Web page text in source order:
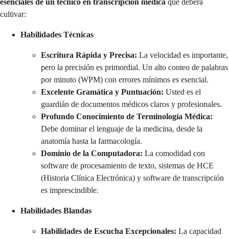
esenciales de un técnico en transcripción médica que deberá
cultivar:
Habilidades Técnicas
Escritura Rápida y Precisa: La velocidad es importante,
pero la precisión es primordial. Un alto conteo de palabras
por minuto (WPM) con errores mínimos es esencial.
Excelente Gramática y Puntuación: Usted es el
guardián de documentos médicos claros y profesionales.
Profundo Conocimiento de Terminología Médica:
Debe dominar el lenguaje de la medicina, desde la
anatomía hasta la farmacología.
Dominio de la Computadora: La comodidad con
software de procesamiento de texto, sistemas de HCE
(Historia Clínica Electrónica) y software de transcripción
es imprescindible.
Habilidades Blandas
Habilidades de Escucha Excepcionales: La capacidad